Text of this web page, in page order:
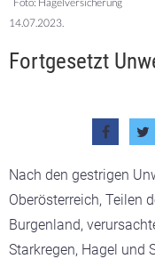
14.07.2023.
Fortgesetzt
Nach den gestrigen
Oberösterreich, Teilen
Burgenland,
Starkregen, Hagel und